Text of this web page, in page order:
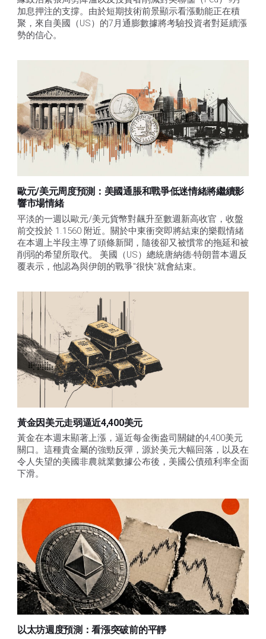
加息押注的支撐。由於短期技術前景顯示看漲動能正在積
聚，來自美國（US）的7月通膨數據將考驗投資者對延續漲
勢的信心。
歐元/美元周度預測：美國通脹和戰爭低迷情緒將繼續影
響市場情緒
平淡的一週以歐元/美元貨幣對飆升至數週新高收官，收盤
前交投於 1.1560 附近。關於中東衝突即將結束的樂觀情緒
在本週上半段主導了頭條新聞，隨後卻又被慣常的拖延和被
削弱的希望所取代。 美國（US）總統唐納德-特朗普本週反
覆表示，他認為與伊朗的戰爭"很快"就會結束。
黃金因美元走弱逼近4,400美元
黃金在本週末顯著上漲，逼近每金衡盎司關鍵的4,400美元
關口。這種貴金屬的強勁反彈，源於美元大幅回落，以及在
令人失望的美國非農就業數據公布後，美國公債殖利率全面
下滑。
以太坊週度預測：看漲突破前的平靜